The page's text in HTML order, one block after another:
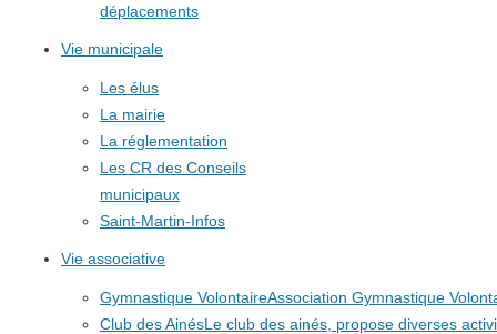
déplacements
Vie municipale
Les élus
La mairie
La réglementation
Les CR des Conseils
municipaux
Saint-Martin-Infos
Vie associative
Gymnastique VolontaireAssociation Gymnastique
Club des AinésLe club des ainés, propose diverses